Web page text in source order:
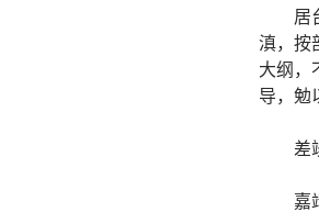
居
滇，按
大纲，
导，勉
差
嘉